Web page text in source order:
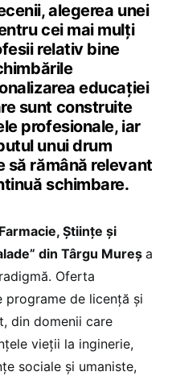
alegerea unei
cei mai mulți
relativ bine
educației
sunt construite
profesionale, iar
unui drum
să rămână relevant
schimbare.
Științe și
din Târgu Mureș a
Oferta
programe de licență și
din domenii care
vieții la inginerie,
sociale și umaniste,